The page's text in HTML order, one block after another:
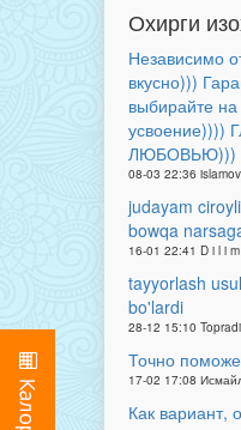
Охирги
Независимо
вкусно)))
выбирайте
усвоение))))
ЛЮБОВЬЮ)))
08-03 22:36
judayam
bowqa
16-01 22:41 D i l i m
tayyorlash
bo'lardi
28-12 15:10
Точно
17-02 17:08
Как вариант,